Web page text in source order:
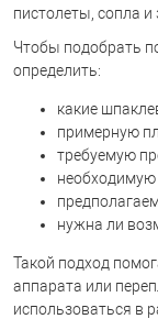
пистолеты, сопла и
Чтобы подобрать
определить:
какие
примерную
требуемую
нужна ли
Такой подход
аппарата или
использоваться в